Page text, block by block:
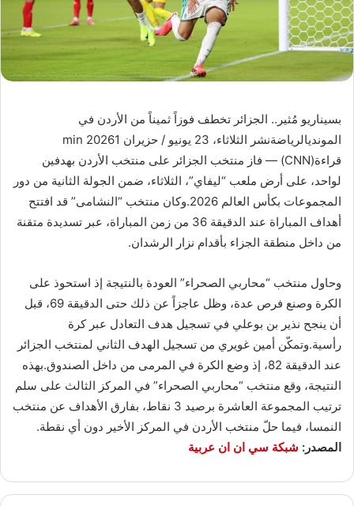
بسيناريو مُثير.. الجزائر تخطف فوزاً ثميناً من الأردن في
المونديالرياضةنشر الثلاثاء، 23 يونيو / حزيران 20261 min
قراءة(CNN) — فاز منتخب الجزائر على منتخب الأردن بهدفين
لواحد، على أرض ملعب “ليفاي”، الثلاثاء، ضمن الجولة الثانية من دور
المجموعات بكأس العالم 2026.وكان منتخب “النشامى” قد افتتح
أهداف المباراة عند الدقيقة 36 من زمن المباراة، عبر تسديدة متقنة
من داخل منطقة الجزاء بأقدام نزار الرشدان.
وحاول منتخب “محاربي الصحراء” العودة بالنتيجة إذ استحوذ على
الكرة وصنع فرص عدة، وظل عاجزاً عن ذلك حتى الدقيقة 69، قبل
أن ينجح نذير بن بوعلي في تسجيل هدف التعادل عبر كرة
رأسية.وتمكّن أمين غويري من تسجيل الهدف الثاني لمنتخب الجزائر
عند الدقيقة 82، إذ وضع الكرة في المرمى من داخل الصندوق.بهذه
النتيجة، وقع منتخب “محاربي الصحراء” في المركز الثالث على سلم
ترتيب المجموعة العاشرة برصيد 3 نقاط، بفارق الأهداف عن منتخب
النمسا، فيما حلّ منتخب الأردن في المركز الأخير دون أي نقطة.
المصدر: شبكة سي ان ان عربية